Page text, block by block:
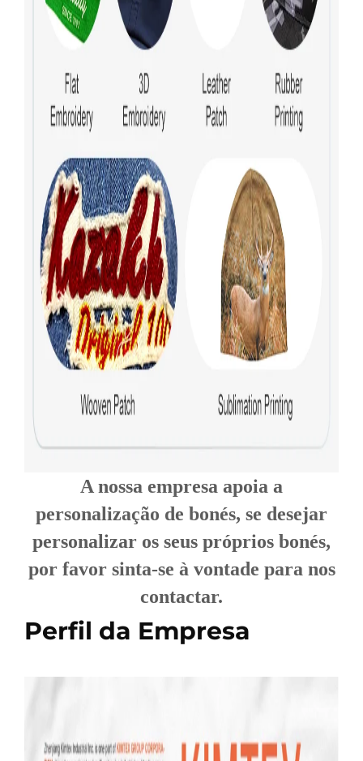
A nossa empresa apoia a
personalização de bonés, se desejar
personalizar os seus próprios bonés,
por favor sinta-se à vontade para nos
contactar.
Perfil da Empresa